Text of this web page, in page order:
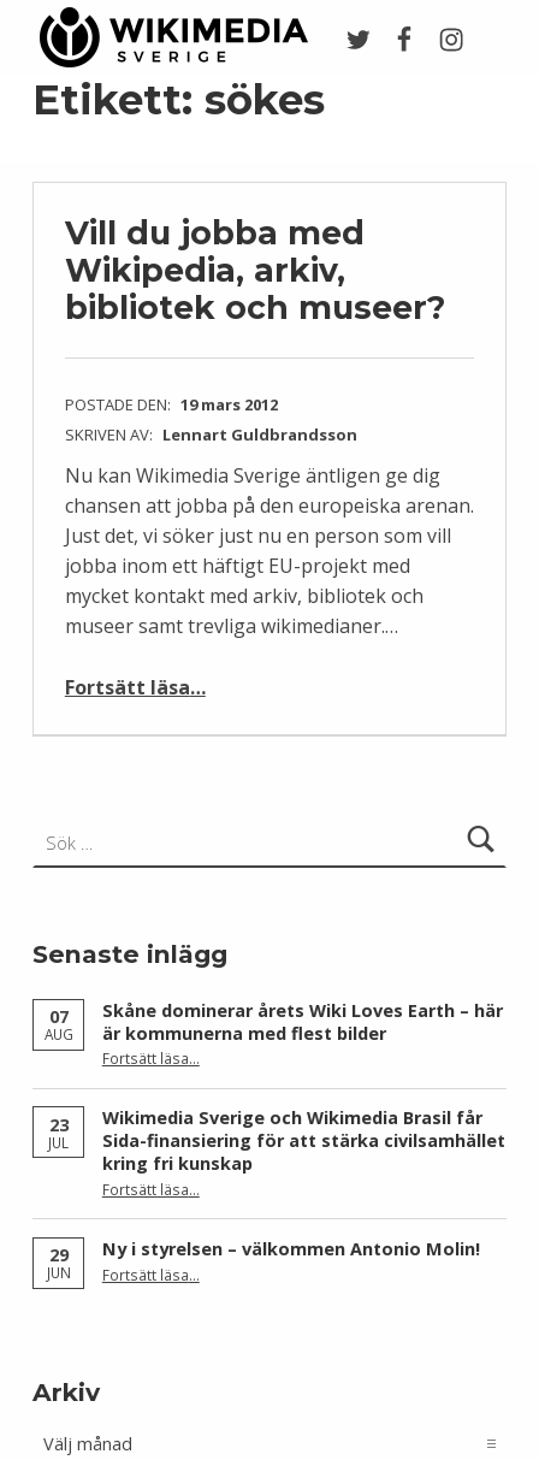
Etikett: sökes
Vill du jobba med
Wikipedia, arkiv,
bibliotek och museer?
POSTADE DEN: 19 mars 2012
SKRIVEN AV: Lennart Guldbrandsson
Nu kan Wikimedia Sverige äntligen ge dig
chansen att jobba på den europeiska arenan.
Just det, vi söker just nu en person som vill
jobba inom ett häftigt EU-projekt med
mycket kontakt med arkiv, bibliotek och
museer samt trevliga wikimedianer.…
Fortsätt läsa“Vill du jobba med Wikipedia, arkiv, bibliotek och museer?”
…
Senaste inlägg
07
AUG
Skåne dominerar årets Wiki Loves Earth – här
är kommunerna med flest bilder
Fortsätt läsa“Skåne dominerar årets Wiki Loves Earth – här är kommunerna med flest bilder”
…
23
JUL
Wikimedia Sverige och Wikimedia Brasil får
Sida-finansiering för att stärka civilsamhället
kring fri kunskap
Fortsätt läsa“Wikimedia Sverige och Wikimedia Brasil får Sida-finansiering för att stärka civilsamhället kring fri kunskap”
…
29
JUN
Ny i styrelsen – välkommen Antonio Molin!
Fortsätt läsa“Ny i styrelsen – välkommen Antonio Molin!”
…
Arkiv